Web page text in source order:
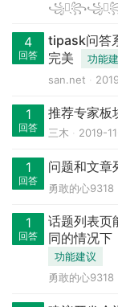
꧁廖̖꧂꧁
4
回答
tipask问答
完美
功能
san.net
1
回答
推荐专家板
三木 2019-
1
回答
问题和文章
勇敢的心9318
1
回答
话题列表页
同的情况下
功能建议
勇敢的心9318